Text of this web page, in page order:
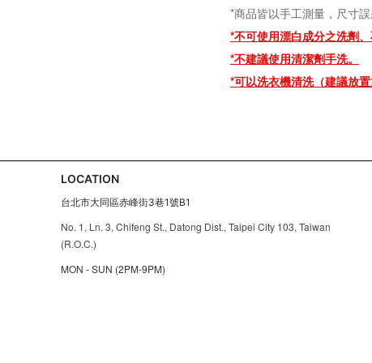
*商品皆以手工測量，尺寸
*不可使用漂白成分之洗劑、
*不建議使用清潔劑手洗。
*可以洗衣機清洗（建議放
LOCATION
台北市大同區赤峰街3巷1號B1
No. 1, Ln. 3, Chifeng St., Datong Dist., Taipei City 103, Taiwan
(R.O.C.)
MON - SUN (2PM-9PM)